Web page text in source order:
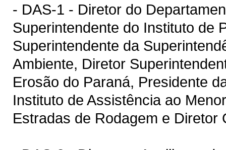
- DAS-1 - Diretor do
Superintendente do Instituto de
Superintendente da
Ambiente, Diretor
Erosão do Paraná, Presidente
Instituto de Assistência ao
Estradas de Rodagem e Diretor